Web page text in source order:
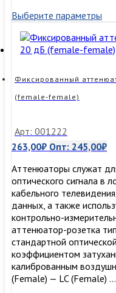
розетка
ST,
5,10,15
дБ
female)
Выберите параметры
Фиксированный
(female-female)
Арт: 001222
263,00₽ Опт: 245,00₽
Аттенюаторы служат
оптического сигнала в
кабельного
данных, а также
контрольно-
аттенюатор-розетка
стандартной
коэффициентом
калиброванным
(Female) — LC (Female) …